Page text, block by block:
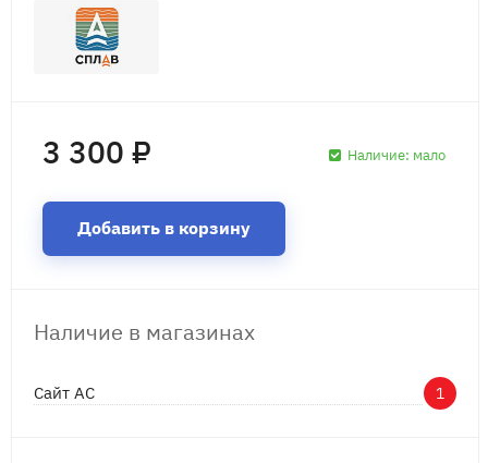
3 300 ₽ Наличие: мало
Добавить в корзину
Наличие в магазинах
Сайт АС 1